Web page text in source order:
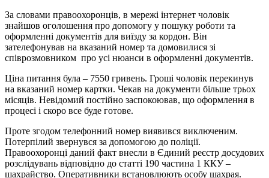
За словами правоохоронців, в мережі інтернет чоловік
знайшов оголошення про допомогу у пошуку роботи та
оформленні документів для виїзду за кордон. Він
зателефонував на вказаний номер та домовилися зі
співрозмовником про усі нюанси в оформленні документів.
Ціна питання була – 7550 гривень. Гроші чоловік перекинув
на вказаний номер картки. Чекав на документи більше трьох
місяців. Невідомий постійно заспокоював, що оформлення в
процесі і скоро все буде готове.
Проте згодом телефонний номер виявився виключеним.
Потерпілий звернувся за допомогою до поліції.
Правоохоронці даний факт внесли в Єдиний реєстр досудових
розслідувань відповідно до статті 190 частина 1 ККУ –
шахрайство. Оперативники встановлюють особу шахрая.